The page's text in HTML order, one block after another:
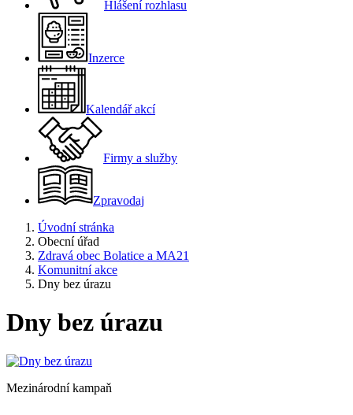
Hlášení rozhlasu
Inzerce
Kalendář akcí
Firmy a služby
Zpravodaj
Úvodní stránka
Obecní úřad
Zdravá obec Bolatice a MA21
Komunitní akce
Dny bez úrazu
Dny bez úrazu
Mezinárodní kampaň